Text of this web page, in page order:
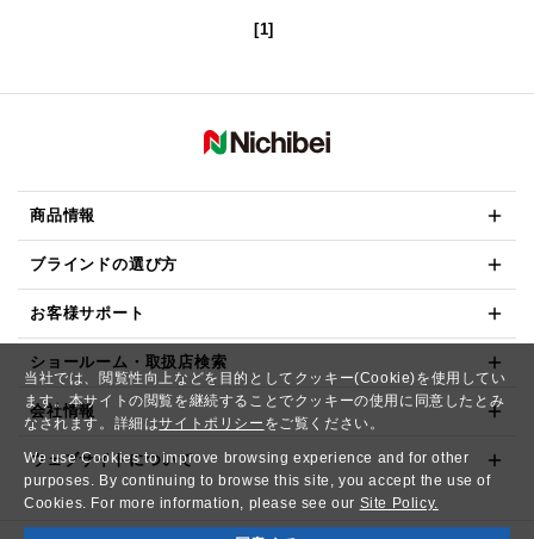
当社では、閲覧性向上などを目的としてクッキー(Cookie)を使用してい
ます。本サイトの閲覧を継続することでクッキーの使用に同意したとみ
なされます。詳細はサイトポリシー をご覧ください。
We use Cookies to improve browsing experience and for other
purposes. By continuing to browse this site, you accept the use of
Cookies. For more information, please see our Site Policy.
[1]
商品情報
ブラインドの選び方
お客様サポート
ショールーム・取扱店検索
会社情報
ウェブサイトについて